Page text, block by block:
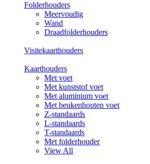
Folderhouders
Meervoudig
Wand
Draadfolderhouders
Visitekaarthouders
Kaarthouders
Met voet
Met kunststof voet
Met aluminium voet
Met beukenhouten voet
Z-standaards
L-standaards
T-standaards
Met folderhouder
View All